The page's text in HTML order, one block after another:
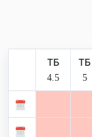
ТБ
4.5
ТБ
5